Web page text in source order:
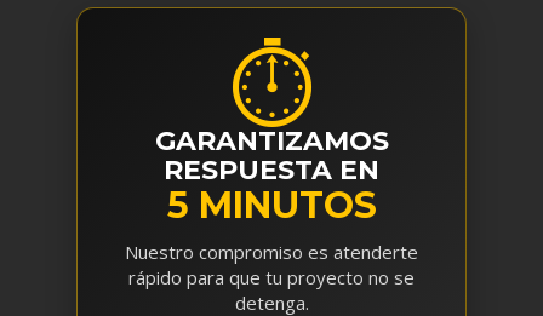
⏱
GARANTIZAMOS
RESPUESTA EN
5 MINUTOS
Nuestro compromiso es atenderte
rápido para que tu proyecto no se
detenga.